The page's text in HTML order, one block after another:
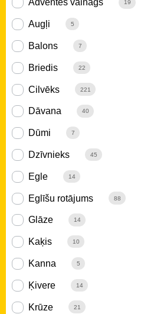
Adventes vainags 19
Augļi 5
Balons 7
Briedis 22
Cilvēks 221
Dāvana 40
Dūmi 7
Dzīvnieks 45
Egle 14
Eglīšu rotājums 88
Glāze 14
Kaķis 10
Kanna 5
Ķivere 14
Krūze 21